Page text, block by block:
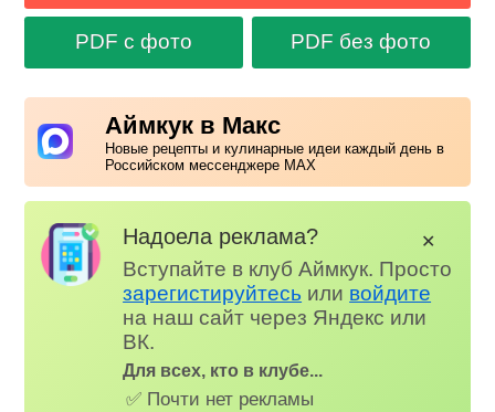
PDF с фото PDF без фото
Аймкук в Макс
Новые рецепты и кулинарные идеи каждый день в
Российском мессенджере MAX
Надоела реклама?
Вступайте в клуб Аймкук. Просто
зарегистируйтесь или войдите
на наш сайт через Яндекс или
ВК.
Для всех, кто в клубе...
✅ Почти нет рекламы
✕